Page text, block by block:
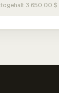
3.650,00 $.